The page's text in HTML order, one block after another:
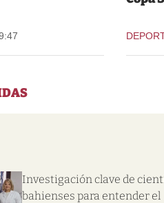
Investigación clave de
bahienses para entender el